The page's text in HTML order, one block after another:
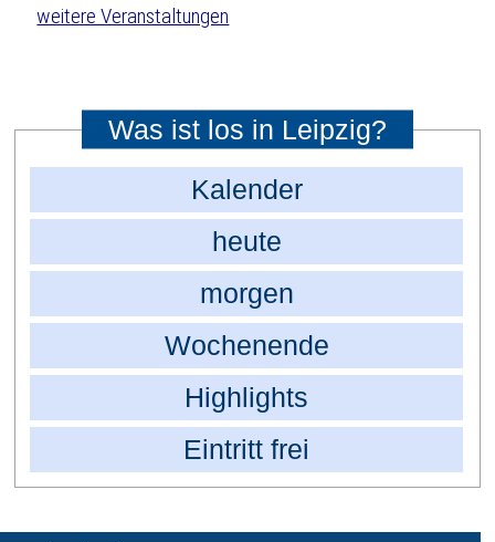
weitere Veranstaltungen
Was ist los in Leipzig?
Kalender
heute
morgen
Wochenende
Highlights
Eintritt frei